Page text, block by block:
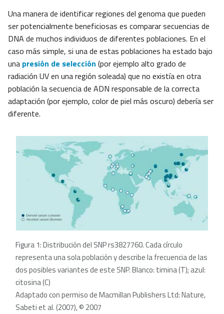
Una manera de identificar regiones del genoma que pueden
ser potencialmente beneficiosas es comparar secuencias de
DNA de muchos individuos de diferentes poblaciones. En el
caso más simple, si una de estas poblaciones ha estado bajo
una presión de selección (por ejemplo alto grado de
radiación UV en una región soleada) que no existía en otra
población la secuencia de ADN responsable de la correcta
adaptación (por ejemplo, color de piel más oscuro) debería ser
diferente.
Figura 1: Distribución del SNP rs3827760. Cada círculo
representa una sola población y describe la frecuencia de las
dos posibles variantes de este SNP. Blanco: timina (T); azul:
citosina (C)
Adaptado con permiso de Macmillan Publishers Ltd: Nature,
Sabeti et al. (2007), © 2007